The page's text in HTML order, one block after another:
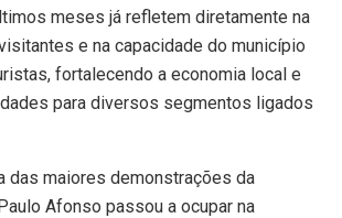
meses já refletem diretamente na
e na capacidade do município
fortalecendo a economia local e
para diversos segmentos ligados
das maiores demonstrações da
Afonso passou a ocupar na